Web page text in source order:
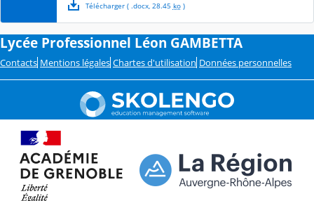
Télécharger( .docx, 28.45 ko)
Lycée Professionnel Léon GAMBETTA
Contacts Mentions légales Chartes d'utilisation Données personnelles